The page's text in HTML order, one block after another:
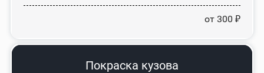
от 300 ₽
Покраска кузова